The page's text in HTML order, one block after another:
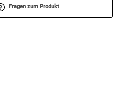
Fragen zum Produkt